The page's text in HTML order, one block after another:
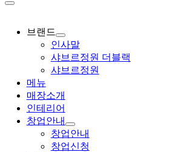
브랜드
인사말
샤브르정원 더블랙
샤브르정원
메뉴
매장소개
인테리어
창업안내
창업안내
창업신청